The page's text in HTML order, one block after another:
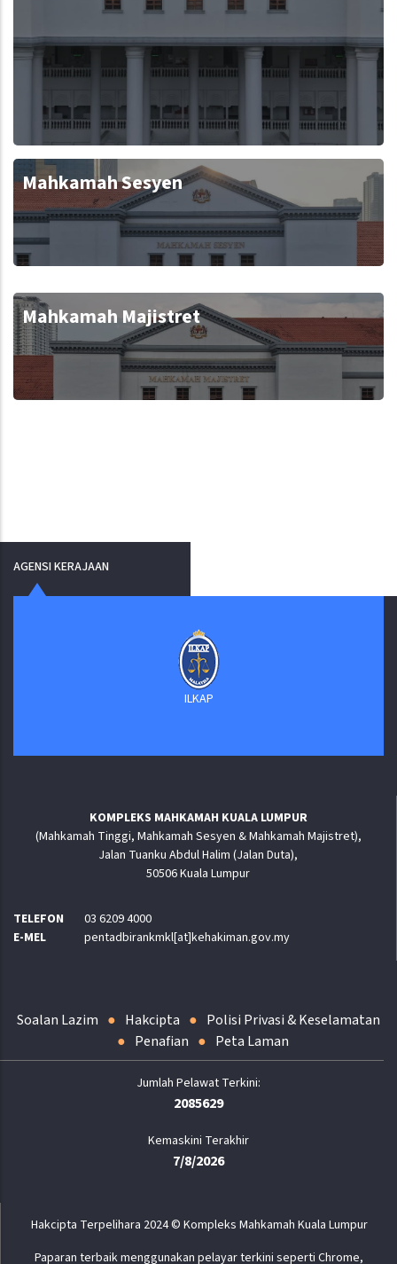
Mahkamah Sesyen
Mahkamah Majistret
AGENSI KERAJAAN
ILKAP
KOMPLEKS MAHKAMAH KUALA LUMPUR
(Mahkamah Tinggi, Mahkamah Sesyen & Mahkamah Majistret),
Jalan Tuanku Abdul Halim (Jalan Duta),
50506 Kuala Lumpur
TELEFON
03 6209 4000
E-MEL
pentadbirankmkl[at]kehakiman.gov.my
Soalan Lazim Hakcipta
Polisi Privasi & Keselamatan
Penafian
Peta Laman
2085629
Kemaskini Terakhir
7/8/2026
Hakcipta Terpelihara 2024 © Kompleks Mahkamah Kuala Lumpur
Paparan terbaik menggunakan pelayar terkini seperti Chrome,